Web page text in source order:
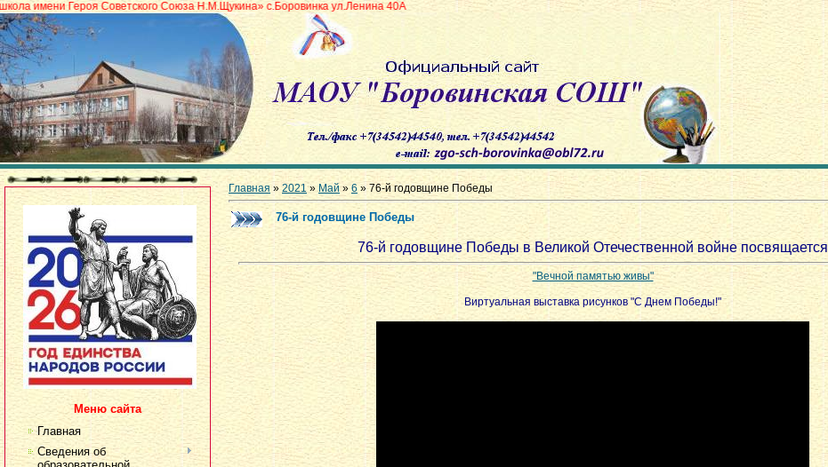
Советского Союза Н.М.Щукина» с.Боровинка ул.Ленина 40А
Меню сайта
Главная
Сведения об
Главная » 2021 » Май » 6 » 76-й годовщине Победы
76-й годовщине Победы
76-й годовщине Победы в Великой Отечественной войне посвящается
"Вечной памятью живы"
Виртуальная выставка рисунков "С Днем Победы!"